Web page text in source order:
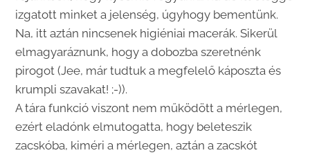
izgatott minket a jelenség, úgyhogy bementünk.
Na, itt aztán nincsenek higiéniai macerák. Sikerül
elmagyaráznunk, hogy a dobozba szeretnénk
pirogot (Jee, már tudtuk a megfelelő káposzta és
krumpli szavakat! ;-)).
A tára funkció viszont nem működött a mérlegen,
ezért eladónk elmutogatta, hogy beleteszik
zacskóba, kiméri a mérlegen, aztán a zacskót